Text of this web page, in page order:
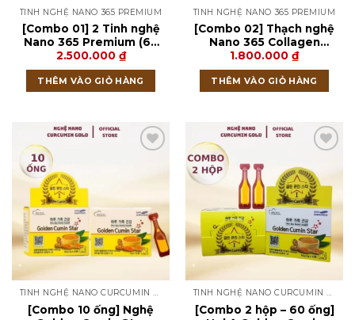
TINH NGHỆ NANO 365 PREMIUM
[Combo 01] 2 Tinh nghệ
Nano 365 Premium (64
tuýp)
2.500.000 ₫
THÊM VÀO GIỎ HÀNG
TINH NGHỆ NANO 365 PREMIUM
[Combo 02] Thạch nghệ
Nano 365 Collagen
Premium (10 thanh) +
Tinh nghệ Nano 365
Premium (32 tuýp)
1.800.000 ₫
THÊM VÀO GIỎ HÀNG
TINH NGHỆ NANO CURCUMIN GOLD
[Combo 10 ống] Nghệ
TINH NGHỆ NANO CURCUMIN GOLD
[Combo 2 hộp – 60 ống]